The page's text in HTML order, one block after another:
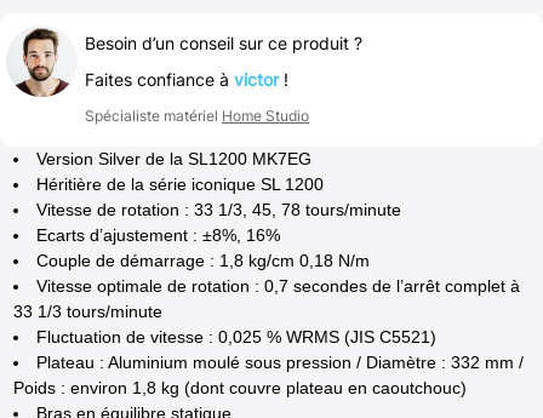
Besoin d’un conseil sur ce produit ?
Faites confiance à victor!
Spécialiste matériel Home Studio
Version Silver de la SL1200 MK7EG
Héritière de la série iconique SL 1200
Vitesse de rotation : 33 1/3, 45, 78 tours/minute
Ecarts d’ajustement : ±8%, 16%
Couple de démarrage : 1,8 kg/cm 0,18 N/m
Vitesse optimale de rotation : 0,7 secondes de l’arrêt complet à
33 1/3 tours/minute
Fluctuation de vitesse : 0,025 % WRMS (JIS C5521)
Plateau : Aluminium moulé sous pression / Diamètre : 332 mm /
Poids : environ 1,8 kg (dont couvre plateau en caoutchouc)
Bras en équilibre statique